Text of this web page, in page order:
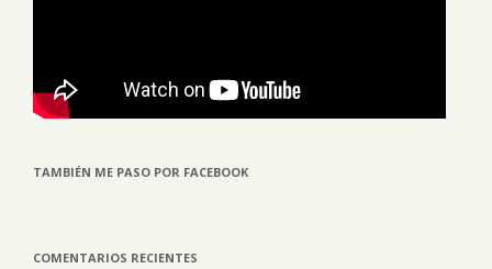
TAMBIÉN ME PASO POR FACEBOOK
COMENTARIOS RECIENTES